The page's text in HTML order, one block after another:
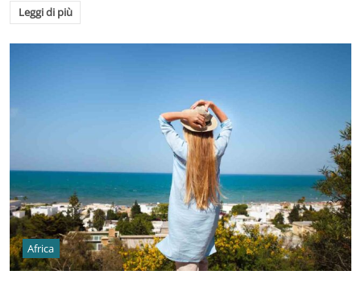
Leggi di più
Africa